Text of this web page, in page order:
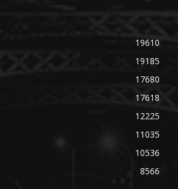
19610
19185
17680
17618
12225
11035
10536
8566